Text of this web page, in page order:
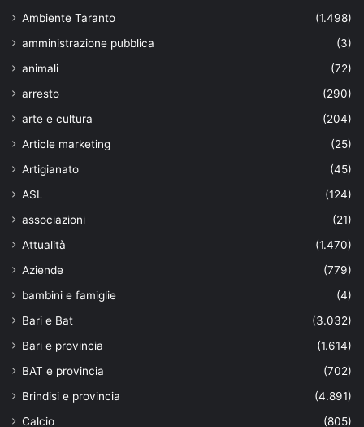
Ambiente Taranto
(1.498)
amministrazione pubblica
(3)
animali
(72)
arresto
(290)
arte e cultura
(204)
Article marketing
(25)
Artigianato
(45)
ASL
(124)
associazioni
(21)
Attualità
(1.470)
Aziende
(779)
bambini e famiglie
(4)
Bari e Bat
(3.032)
Bari e provincia
(1.614)
BAT e provincia
(702)
Brindisi e provincia
(4.891)
Calcio
(805)